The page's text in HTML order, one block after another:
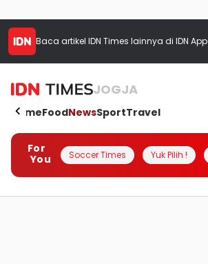
Baca artikel IDN Times lainnya di IDN App
JOGJA
HomeFoodNewsSportTravel
For
You
Soccer Times Yuk Pilih !